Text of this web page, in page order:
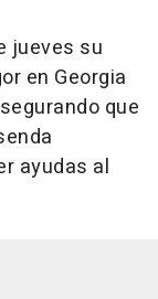
jueves su
en Georgia
que
ayudas al